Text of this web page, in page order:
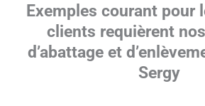
Exemples courant pour
clients requièrent
d’abattage et
Sergy